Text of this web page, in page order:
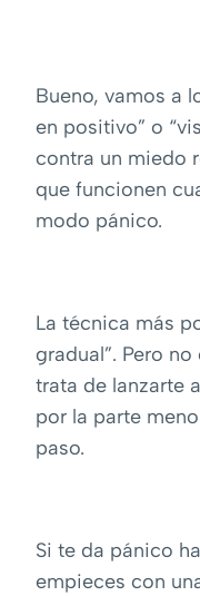
Bueno, vamos a
en positivo” o
contra un miedo
que funcionen
modo pánico.
La técnica más
gradual”. Pero
trata de lanzarte
por la parte
paso.
Si te da pánico
empieces con